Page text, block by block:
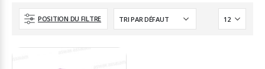
POSITION DU FILTRE